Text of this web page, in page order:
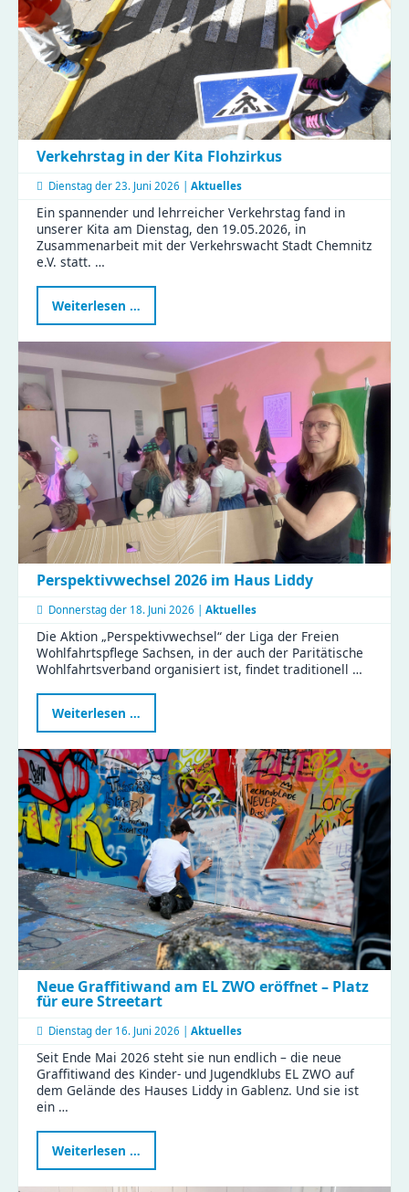
und
Bastelspaß
Verkehrstag in der Kita Flohzirkus
Dienstag der 23. Juni 2026 | Aktuelles
Ein spannender und lehrreicher Verkehrstag fand in
unserer Kita am Dienstag, den 19.05.2026, in
Zusammenarbeit mit der Verkehrswacht Stadt Chemnitz
e.V. statt. …
Weiterlesen …
in
der
Kita
Flohzirkus
Perspektivwechsel 2026 im Haus Liddy
Donnerstag der 18. Juni 2026 | Aktuelles
Die Aktion „Perspektivwechsel“ der Liga der Freien
Wohlfahrtspflege Sachsen, in der auch der Paritätische
Wohlfahrtsverband organisiert ist, findet traditionell …
Weiterlesen …
2026
Haus
Liddy
Neue Graffitiwand am EL ZWO eröffnet – Platz
für eure Streetart
Dienstag der 16. Juni 2026 | Aktuelles
Seit Ende Mai 2026 steht sie nun endlich – die neue
Graffitiwand des Kinder- und Jugendklubs EL ZWO auf
dem Gelände des Hauses Liddy in Gablenz. Und sie ist
ein …
Weiterlesen …
Graffitiwand
am